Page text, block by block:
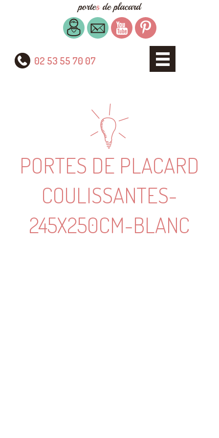
02 53 55 70 07
PORTES DE PLACARD
COULISSANTES-
245X250CM-BLANC